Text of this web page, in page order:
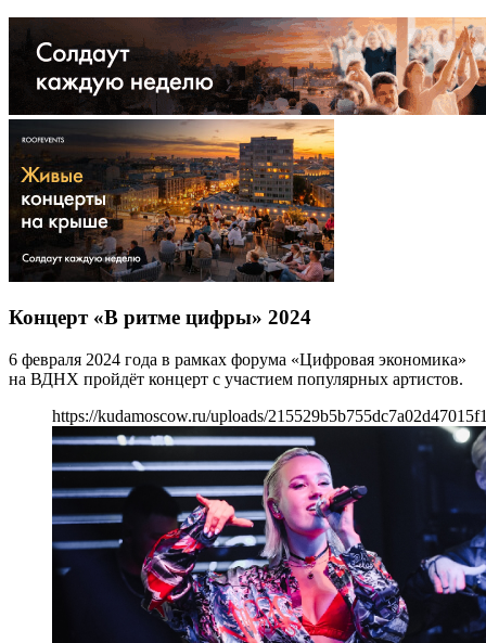
Концерт «В ритме цифры» 2024
6 февраля 2024 года в рамках форума «Цифровая экономика»
на ВДНХ пройдёт концерт с участием популярных артистов.
https://kudamoscow.ru/uploads/